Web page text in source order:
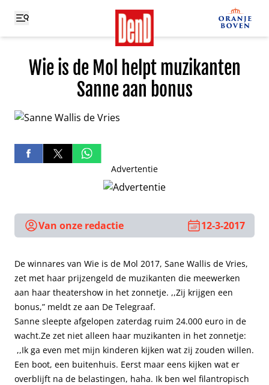
Wie is de Mol helpt muzikanten
Sanne aan bonus
Advertentie
Van onze redactie 12-3-2017
De winnares van Wie is de Mol 2017, Sane Wallis de Vries,
zet met haar prijzengeld de muzikanten die meewerken
aan haar theatershow in het zonnetje. ,,Zij krijgen een
bonus,” meldt ze aan De Telegraaf.
Sanne sleepte afgelopen zaterdag ruim 24.000 euro in de
wacht.Ze zet niet alleen haar muzikanten in het zonnetje:
,,Ik ga even met mijn kinderen kijken wat zij zouden willen.
Een boot, een buitenhuis. Eerst maar eens kijken wat er
overblijft na de belastingen, haha. Ik ben wel filantropisch